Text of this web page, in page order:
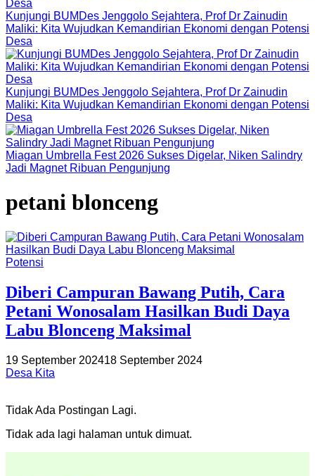
Kunjungi BUMDes Jenggolo Sejahtera, Prof Dr Zainudin
Maliki: Kita Wujudkan Kemandirian Ekonomi dengan Potensi
Desa
Kunjungi BUMDes Jenggolo Sejahtera, Prof Dr Zainudin
Maliki: Kita Wujudkan Kemandirian Ekonomi dengan Potensi
Desa
Miagan Umbrella Fest 2026 Sukses Digelar, Niken Salindry
Jadi Magnet Ribuan Pengunjung
petani blonceng
Potensi
Diberi Campuran Bawang Putih, Cara
Petani Wonosalam Hasilkan Budi Daya
Labu Blonceng Maksimal
19 September 202418 September 2024
Desa Kita
Tidak Ada Postingan Lagi.
Tidak ada lagi halaman untuk dimuat.